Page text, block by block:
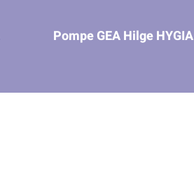
Pompe GEA Hilge HYGIA